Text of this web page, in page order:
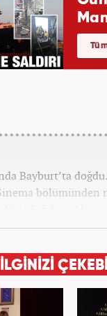
Bayburt’ta
bölümünden
Yeni Şafak ve